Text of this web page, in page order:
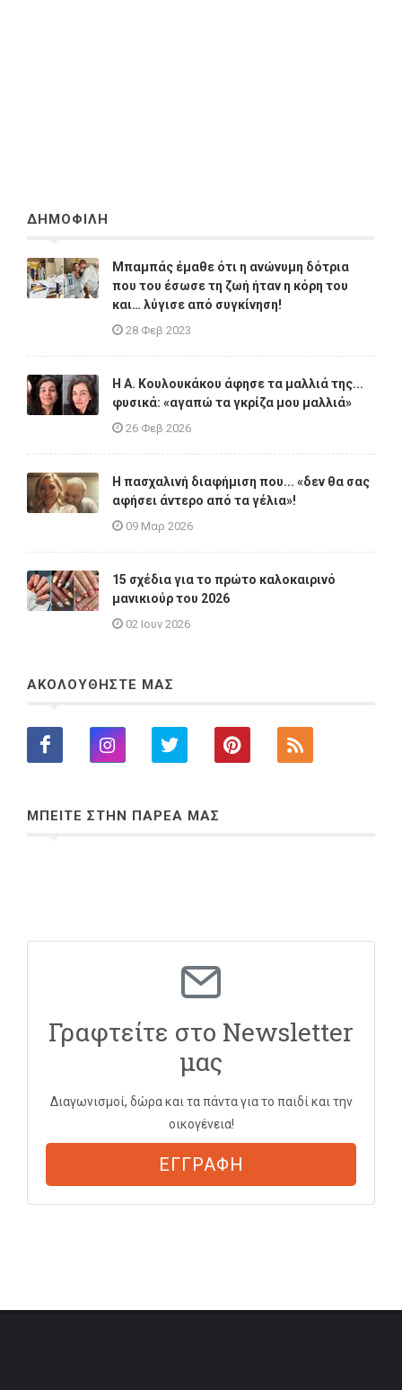
ΔΗΜΟΦΙΛΗ
Μπαμπάς έμαθε ότι η ανώνυμη δότρια
που του έσωσε τη ζωή ήταν η κόρη του
και… λύγισε από συγκίνηση!
28 Φεβ 2023
Η A. Κουλουκάκου άφησε τα μαλλιά της...
φυσικά: «αγαπώ τα γκρίζα μου μαλλιά»
26 Φεβ 2026
Η πασχαλινή διαφήμιση που... «δεν θα σας
αφήσει άντερο από τα γέλια»!
09 Μαρ 2026
15 σχέδια για το πρώτο καλοκαιρινό
μανικιούρ του 2026
02 Ιουν 2026
ΑΚΟΛΟΥΘΗΣΤΕ ΜΑΣ
ΜΠΕΙΤΕ ΣΤΗΝ ΠΑΡΕΑ ΜΑΣ
Γραφτείτε στο Newsletter
μας
Διαγωνισμοί, δώρα και τα πάντα για το παιδί και την
οικογένεια!
ΕΓΓΡΑΦΗ